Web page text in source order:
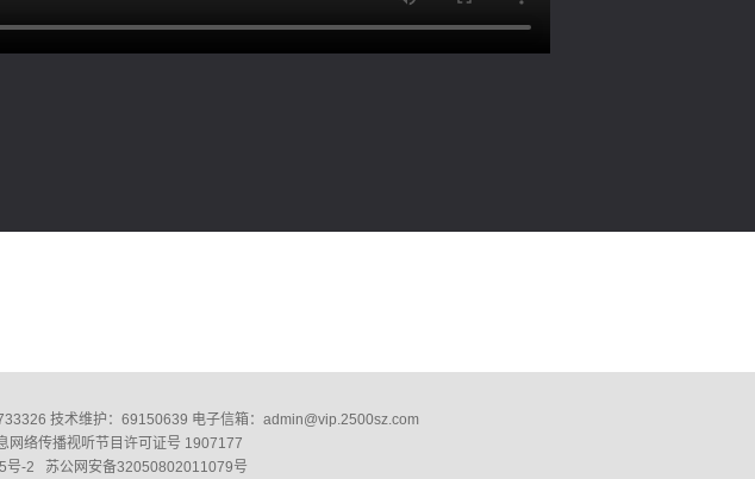
技术维护：69150639 电子信箱：admin@vip.2500sz.com
络传播视听节目许可证号 1907177
号-2 苏公网安备32050802011079号